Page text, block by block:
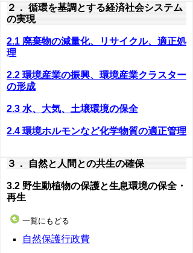
２． 循環を基調とする経済社会システム
の実現
2.1 廃棄物の減量化、リサイクル、適正処
理
2.2 環境産業の振興、環境産業クラスター
の形成
2.3 水、大気、土壌環境の保全
2.4 環境ホルモンなど化学物質の適正管理
３． 自然と人間との共生の確保
3.2 野生動植物の保護と生息環境の保全・
再生
一覧にもどる
自然保護行政費